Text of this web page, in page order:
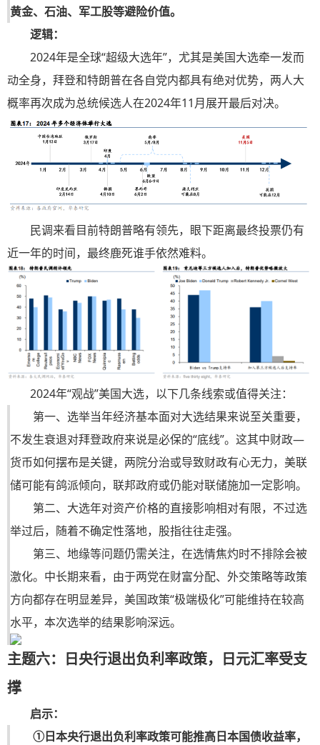
黄金、石油、军工股等避险价值。
逻辑：
2024年是全球“超级大选年”，尤其是美国大选牵一发而
动全身，拜登和特朗普在各自党内都具有绝对优势，两人大
概率再次成为总统候选人在2024年11月展开最后对决。
民调来看目前特朗普略有领先，眼下距离最终投票仍有
近一年的时间，最终鹿死谁手依然难料。
2024年“观战”美国大选，以下几条线索或值得关注：
第一、选举当年经济基本面对大选结果来说至关重要，
不发生衰退对拜登政府来说是必保的“底线”。这其中财政—
货币如何摆布是关键，两院分治或导致财政有心无力，美联
储可能有鸽派倾向，联邦政府或仍能对联储施加一定影响。
第二、大选年对资产价格的直接影响相对有限，不过选
举过后，随着不确定性落地，股指往往走强。
第三、地缘等问题仍需关注，在选情焦灼时不排除会被
激化。中长期来看，由于两党在财富分配、外交策略等政策
方向都存在明显差异，美国政策“极端极化”可能维持在较高
水平，本次选举的结果影响深远。
主题六：日央行退出负利率政策，日元汇率受支
撑
启示：
①日本央行退出负利率政策可能推高日本国债收益率，